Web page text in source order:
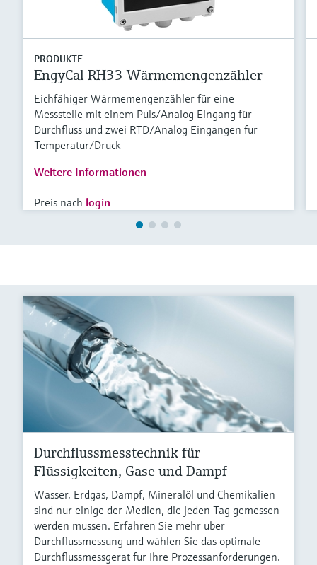
PRODUKTE
EngyCal RH33 Wärmemengenzähler
Eichfähiger Wärmemengenzähler für eine
Messstelle mit einem Puls/Analog Eingang für
Durchfluss und zwei RTD/Analog Eingängen für
Temperatur/Druck
Weitere Informationen
Preis nach login
Durchflussmesstechnik für
Flüssigkeiten, Gase und Dampf
Wasser, Erdgas, Dampf, Mineralöl und Chemikalien
sind nur einige der Medien, die jeden Tag gemessen
werden müssen. Erfahren Sie mehr über
Durchflussmessung und wählen Sie das optimale
Durchflussmessgerät für Ihre Prozessanforderungen.